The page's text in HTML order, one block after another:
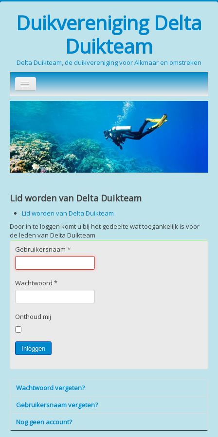
Duikvereniging Delta
Duikteam
Delta Duikteam, de duikvereniging voor Alkmaar en omstreken
Home
Duikopleidingen
Media
Leden (inloggen verplicht)
Zoeken...
Lid worden van Delta Duikteam
Lid worden van Delta Duikteam
Door in te loggen komt u bij het gedeelte wat toegankelijk is voor
de leden van Delta Duikteam
Gebruikersnaam *
Wachtwoord *
Onthoud mij
Inloggen
Wachtwoord vergeten?
Gebruikersnaam vergeten?
Nog geen account?